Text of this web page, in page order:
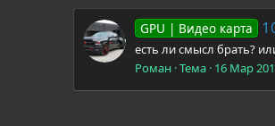
GPU | Видео карта
есть ли смысл брать?
Роман Тема 16 Мар